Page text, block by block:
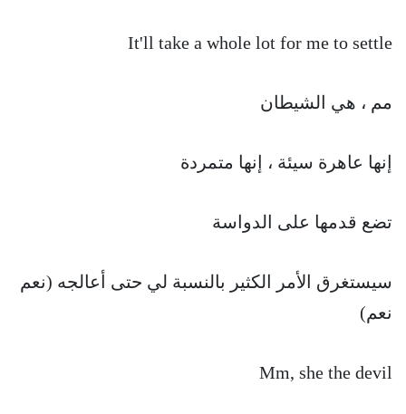
It'll take a whole lot for me to settle
مم ، هي الشيطان
إنها عاهرة سيئة ، إنها متمردة
تضع قدمها على الدواسة
سيستغرق الأمر الكثير بالنسبة لي حتى أعالجه (نعم
نعم)
Mm, she the devil